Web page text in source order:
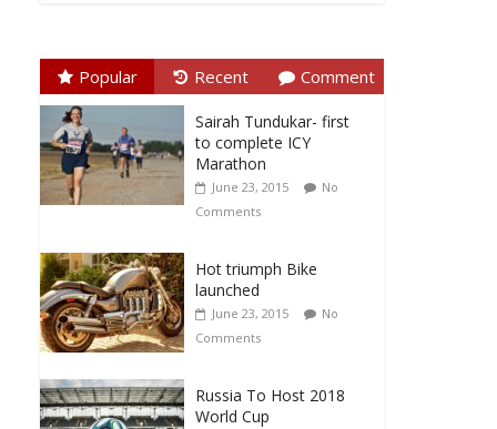
Popular Recent Comment
Sairah Tundukar- first
to complete ICY
Marathon
June 23, 2015
No
Comments
Hot triumph Bike
launched
June 23, 2015
No
Comments
Russia To Host 2018
World Cup